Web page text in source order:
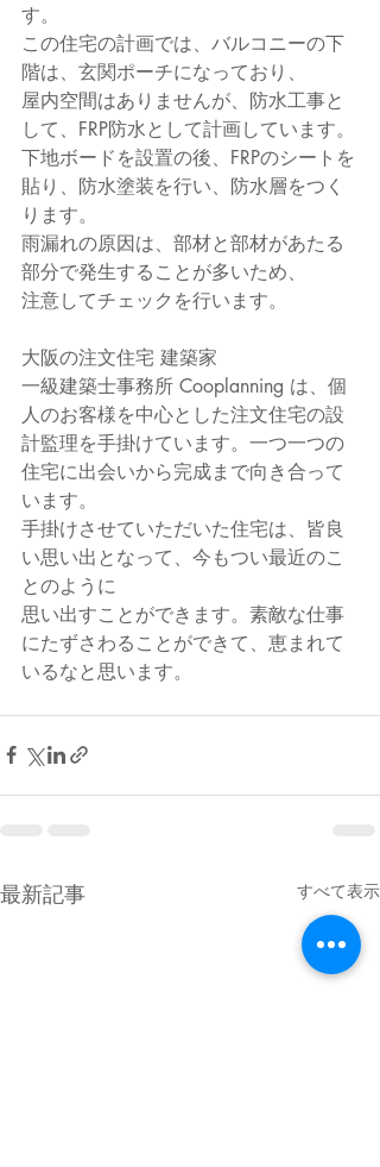
す。
この住宅の計画では、バルコニーの下
階は、玄関ポーチになっており、
屋内空間はありませんが、防水工事と
して、FRP防水として計画しています。
下地ボードを設置の後、FRPのシートを
貼り、防水塗装を行い、防水層をつく
ります。
雨漏れの原因は、部材と部材があたる
部分で発生することが多いため、
注意してチェックを行います。
大阪の注文住宅 建築家
一級建築士事務所 Cooplanning は、個
人のお客様を中心とした注文住宅の設
計監理を手掛けています。一つ一つの
住宅に出会いから完成まで向き合って
います。
手掛けさせていただいた住宅は、皆良
い思い出となって、今もつい最近のこ
とのように
思い出すことができます。素敵な仕事
にたずさわることができて、恵まれて
いるなと思います。
最新記事 すべて表示